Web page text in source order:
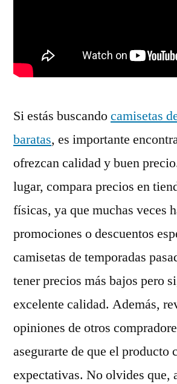
Si estás buscandocamisetas
baratas, es importante
ofrezcan calidad y buen
lugar, compara precios en
físicas, ya que muchas veces
promociones o descuentos
camisetas de temporadas
tener precios más bajos pero
excelente calidad. Además,
opiniones de otros
asegurarte de que el producto
expectativas. No olvides que,